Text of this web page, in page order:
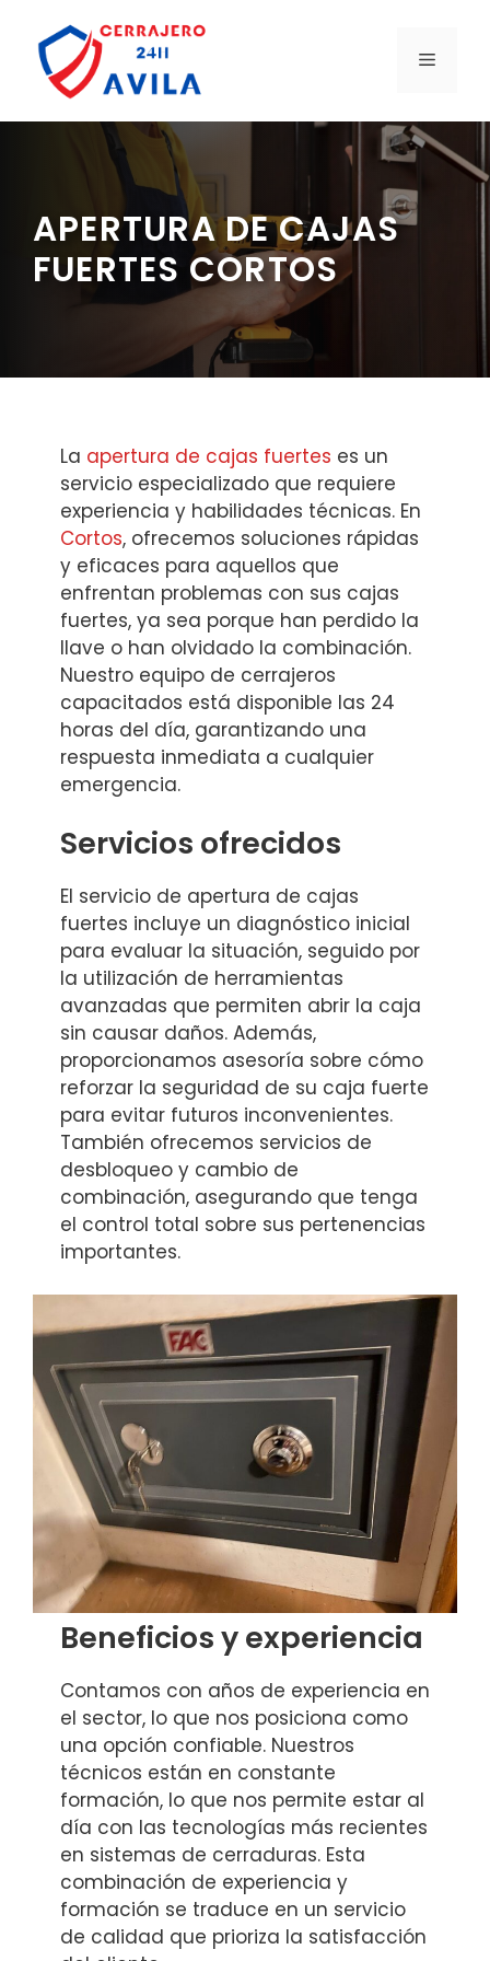
contenido
MENÚ
APERTURA DE CAJAS
FUERTES CORTOS
La apertura de cajas fuertes es un
servicio especializado que requiere
experiencia y habilidades técnicas. En
Cortos, ofrecemos soluciones rápidas
y eficaces para aquellos que
enfrentan problemas con sus cajas
fuertes, ya sea porque han perdido la
llave o han olvidado la combinación.
Nuestro equipo de cerrajeros
capacitados está disponible las 24
horas del día, garantizando una
respuesta inmediata a cualquier
emergencia.
Servicios ofrecidos
El servicio de apertura de cajas
fuertes incluye un diagnóstico inicial
para evaluar la situación, seguido por
la utilización de herramientas
avanzadas que permiten abrir la caja
sin causar daños. Además,
proporcionamos asesoría sobre cómo
reforzar la seguridad de su caja fuerte
para evitar futuros inconvenientes.
También ofrecemos servicios de
desbloqueo y cambio de
combinación, asegurando que tenga
el control total sobre sus pertenencias
importantes.
Beneficios y experiencia
Contamos con años de experiencia en
el sector, lo que nos posiciona como
una opción confiable. Nuestros
técnicos están en constante
formación, lo que nos permite estar al
día con las tecnologías más recientes
en sistemas de cerraduras. Esta
combinación de experiencia y
formación se traduce en un servicio
de calidad que prioriza la satisfacción